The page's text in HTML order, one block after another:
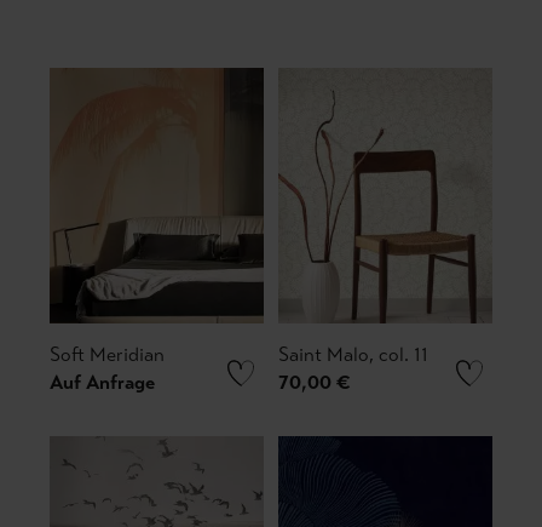
Soft Meridian
Auf Anfrage
Saint Malo, col. 11
70,00 €